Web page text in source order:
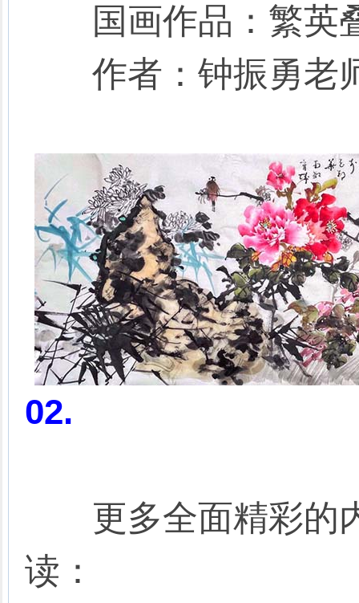
国画作品：繁英
作者：钟振勇老
02.
更多全面精彩的
读：